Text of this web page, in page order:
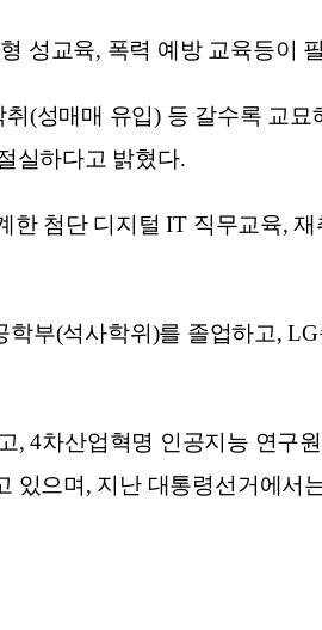
성교육, 폭력 예방 교육등이
(성매매 유입) 등 갈수록 교묘
실하다고 밝혔다.
첨단 디지털 IT 직무교육,
부(석사학위)를 졸업하고,
4차산업혁명 인공지능 연구
있으며, 지난 대통령선거에서